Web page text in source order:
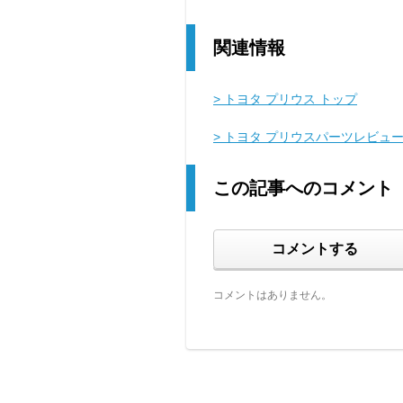
関連情報
> トヨタ プリウス トップ
> トヨタ プリウスパーツレビュー
この記事へのコメント
コメントする
コメントはありません。